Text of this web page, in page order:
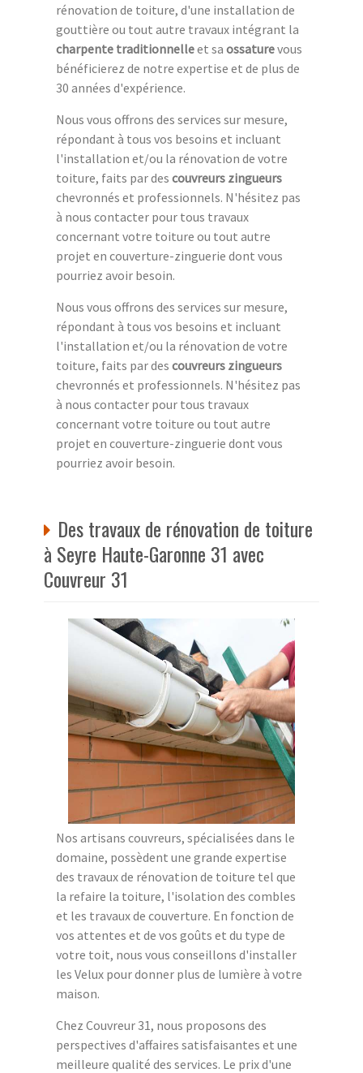
rénovation de toiture, d'une installation de
gouttière ou tout autre travaux intégrant la
charpente traditionnelleet sa ossaturevous
bénéficierez de notre expertise et de plus de
30 années d'expérience.
Nous vous offrons des services sur mesure,
répondant à tous vos besoins et incluant
l'installation et/ou la rénovation de votre
toiture, faits par des couvreurs zingueurs
chevronnés et professionnels. N'hésitez pas
à nous contacter pour tous travaux
concernant votre toiture ou tout autre
projet en couverture-zinguerie dont vous
pourriez avoir besoin.
Nous vous offrons des services sur mesure,
répondant à tous vos besoins et incluant
l'installation et/ou la rénovation de votre
toiture, faits par des couvreurs zingueurs
chevronnés et professionnels. N'hésitez pas
à nous contacter pour tous travaux
concernant votre toiture ou tout autre
projet en couverture-zinguerie dont vous
pourriez avoir besoin.
Des travaux de rénovation de toiture
à Seyre Haute-Garonne 31 avec
Couvreur 31
Nos artisans couvreurs, spécialisées dans le
domaine, possèdent une grande expertise
des travaux de rénovation de toiture tel que
la refaire la toiture, l'isolation des combles
et les travaux de couverture. En fonction de
vos attentes et de vos goûts et du type de
votre toit, nous vous conseillons d'installer
les Velux pour donner plus de lumière à votre
maison.
Chez Couvreur 31, nous proposons des
perspectives d'affaires satisfaisantes et une
meilleure qualité des services. Le prix d'une